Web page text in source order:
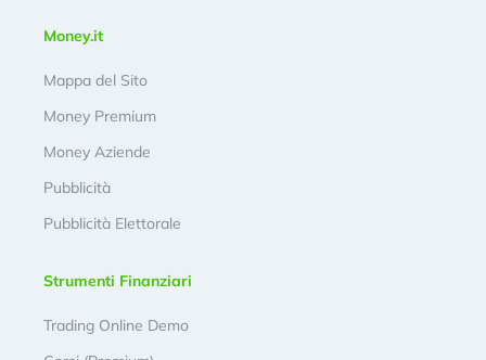
Money.it
Mappa del Sito
Money Premium
Money Aziende
Pubblicità
Pubblicità Elettorale
Strumenti Finanziari
Trading Online Demo